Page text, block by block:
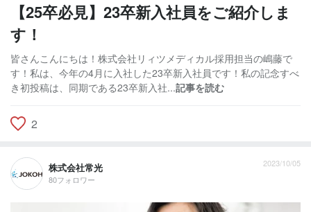
【25卒必見】23卒新入社員をご紹介しま
す！
皆さんこんにちは！株式会社リィツメディカル採用担当の嶋藤で
す！私は、今年の4月に入社した23卒新入社員です！私の記念すべ
き初投稿は、同期である23卒新入社...記事を読む
2
株式会社常光
80フォロワー
2023/10/05